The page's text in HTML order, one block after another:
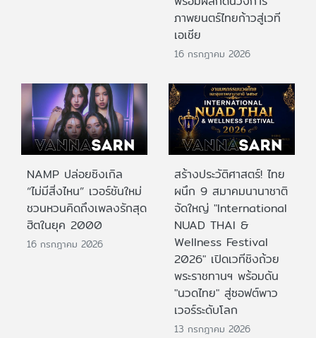
ภาพยนตร์ไทยก้าวสู่เวที
เอเชีย
16 กรกฎาคม 2026
NAMP ปล่อยซิงเกิล
“ไม่มีสิ่งไหน” เวอร์ชันใหม่
ชวนหวนคิดถึงเพลงรักสุด
ฮิตในยุค 2000
16 กรกฎาคม 2026
สร้างประวัติศาสตร์! ไทย
ผนึก 9 สมาคมนานาชาติ
จัดใหญ่ "International
NUAD THAI &
Wellness Festival
2026" เปิดเวทีชิงถ้วย
พระราชทานฯ พร้อมดัน
"นวดไทย" สู่ซอฟต์พาว
เวอร์ระดับโลก
13 กรกฎาคม 2026